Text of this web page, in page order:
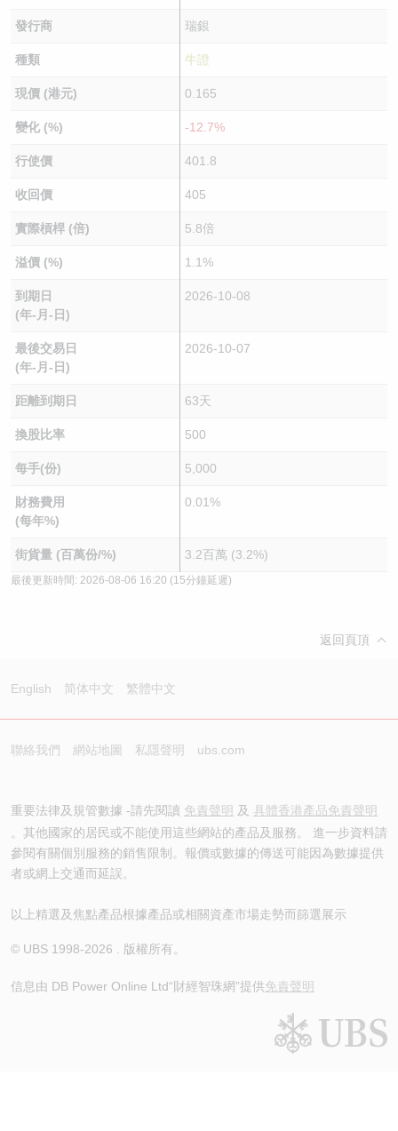
發行商 瑞銀
種類 牛證
現價 (港元) 0.165
變化 (%) -12.7%
行使價 401.8
收回價 405
實際槓桿 (倍) 5.8倍
溢價 (%) 1.1%
到期日
(年-月-日)
2026-10-08
最後交易日
(年-月-日)
2026-10-07
距離到期日 63天
換股比率 500
每手(份) 5,000
財務費用
(每年%)
0.01%
街貨量 (百萬份/%) 3.2百萬 (3.2%)
最後更新時間: 2026-08-06 16:20 (15分鐘延遲)
返回頁頂
English 简体中文 繁體中文
聯絡我們 網站地圖 私隱聲明 ubs.com
重要法律及規管數據 -請先閱讀 免責聲明 及 具體香港產品免責聲明
。其他國家的居民或不能使用這些網站的產品及服務。 進一步資料請
參閱有關個別服務的銷售限制。報價或數據的傳送可能因為數據提供
者或網上交通而延誤。
以上精選及焦點產品根據產品或相關資產市場走勢而篩選展示
© UBS 1998-2026 . 版權所有。
信息由 DB Power Online Ltd“財經智珠網”提供免責聲明